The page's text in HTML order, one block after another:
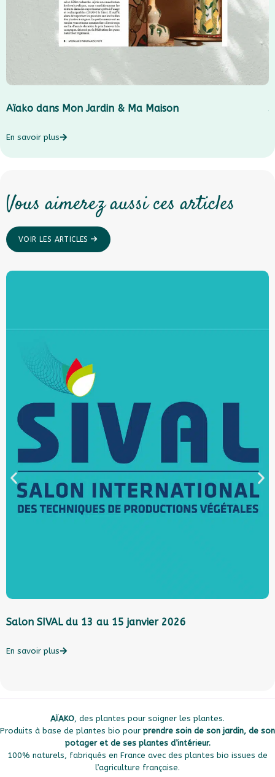
Aïako dans Mon Jardin & Ma Maison
En savoir plus
Vous aimerez aussi ces articles
VOIR LES ARTICLES
Salon SIVAL du 13 au 15 janvier 2026
En savoir plus
AÏAKO, des plantes pour soigner les plantes.
Produits à base de plantes bio pour prendre soin de son jardin, de son
potager et de ses plantes d’intérieur.
100% naturels, fabriqués en France avec des plantes bio issues de
l’agriculture française.